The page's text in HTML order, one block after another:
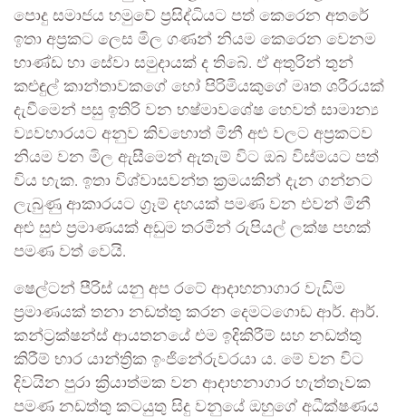
පොදු සමාජය හමුවේ ප්‍රසිද්ධියට පත් කෙරෙන අතරේ
ඉතා අප්‍රකට ලෙස මිල ගණන් නියම කෙරෙන වෙනම
භාණ්ඩ හා සේවා සමුදායක් ද තිබේ. ඒ අතුරින් තුන්
කළුඳුල් කාන්තාවකගේ හෝ පිරිමියකුගේ මෘත ශරීරයක්
දැවීමෙන් පසු ඉතිරි වන භෂ්මාවශේෂ හෙවත් සාමාන්‍ය
ව්‍යවහාරයට අනුව කිවහොත් මිනී අළු වලට අප්‍රකටව
නියම වන මිල ඇසීමෙන් ඇතැම් විට ඔබ විස්මයට පත්
විය හැක. ඉතා විශ්වාසවන්ත ක්‍රමයකින් දැන ගන්නට
ලැබුණු ආකාරයට ග්‍රෑම් දහයක් පමණ වන එවන් මිනී
අළු සුළු ප්‍රමාණයක් අඩුම තරමින් රුපියල් ලක්ෂ පහක්
පමණ වත් වෙයි.
ෂෙල්ටන් පීරිස් යනු අප රටේ ආදාහනාගාර වැඩිම
ප්‍රමාණයක් තනා නඩත්තු කරන දෙමටගොඩ ආර්. ආර්.
කන්ට්‍රක්ෂන්ස් ආයතනයේ එම ඉදිකිරීම් සහ නඩත්තු
කිරීම් භාර යාන්ත්‍රික ඉංජිනේරුවරයා ය. මේ වන විට
දිවයින පුරා ක්‍රියාත්මක වන ආදාහනාගාර හැත්තෑවක
පමණ නඩත්තු කටයුතු සිදු වනුයේ ඔහුගේ අධීක්ෂණය